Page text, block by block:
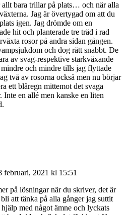
bara trillar på plats… och när alla
Jag är övertygad om att du
igen. Jag drömde om en
hit och planterade tre träd i rad
rosor på andra sidan gången.
och dog rätt snabbt. De
av svag-respektive starkväxande
och mindre tills jag flyttade
två av rosorna också men nu börjar
ett blåregn mittemot det svaga
Inte en allé men kanske en liten
februari, 2021 kl 15:51
på lösningar när du skriver, det är
att tänka på alla gånger jag suttit
med något ämne och lyckats